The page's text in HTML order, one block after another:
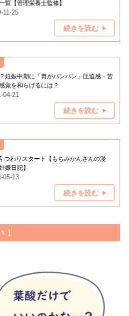
覧【管理栄養士監修】
11-25
続きを読む
妊娠中期に「胃がパンパン」圧迫感・苦
覚を和らげるには？
04-21
続きを読む
つわりスタート【もちみかんさんの漫
娠日記】
05-13
続きを読む